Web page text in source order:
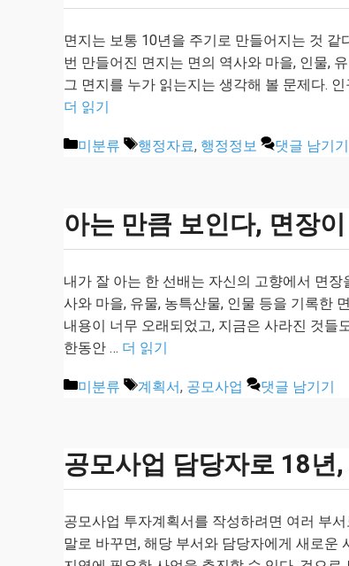
면지는 보통 10년을 주기로 만들어지는 것
번 만들어진 면지는 면의 역사와 마을, 인물,
그 면지를 누가 읽는지는 생각해 볼 문제다.
더 읽기
카
리
미분류
태
행정자료, 행정정보 댓글 남기기
아는 만큼 보인다, 면장
내가 잘 아는 한 선배는 자신의 고향에서 면
사와 마을, 유물, 농특산물, 인물 등을 기록한
내용이 너무 오래되었고, 지금은 사라진 것들
한동안 … 더 읽기
카
리
미분류
태
계획서, 공모사업 댓글 남기기
공모사업 담당자로 18년
공모사업 투자계획서를 작성하려면 여러 부
말로 바꾸면, 해당 부서와 담당자에게 새로운